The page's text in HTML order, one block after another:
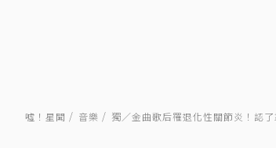
噓！星聞 音樂 獨／金曲歌后罹退化性關節炎！認